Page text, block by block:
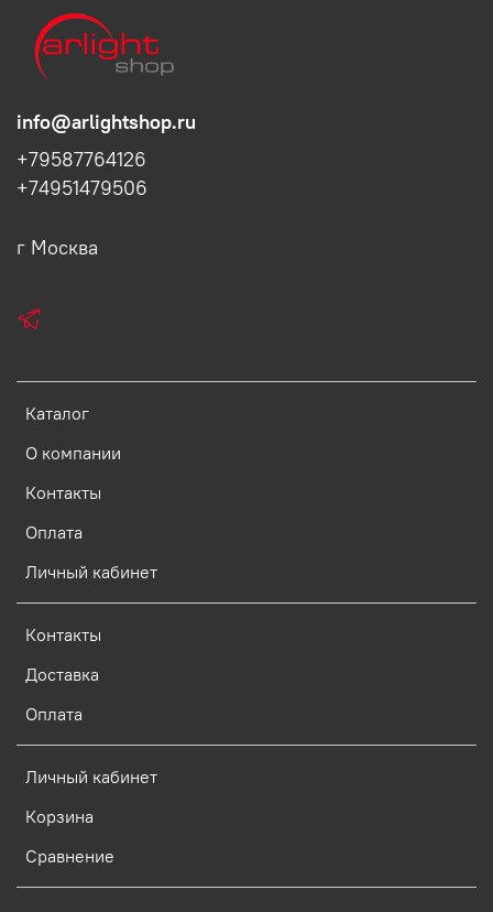
Каталог
О компании
Контакты
Оплата
Личный кабинет
Контакты
Доставка
Оплата
Личный кабинет
Корзина
Сравнение
info@arlightshop.ru
+79587764126
+74951479506
г Москва